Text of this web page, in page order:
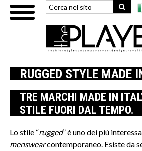
RUGGED STYLE MADE
TRE MARCHI MADE IN
STILE FUORI DAL TEMPO.
Lo stile “rugged” è uno dei più
menswearcontemporaneo. Esiste da